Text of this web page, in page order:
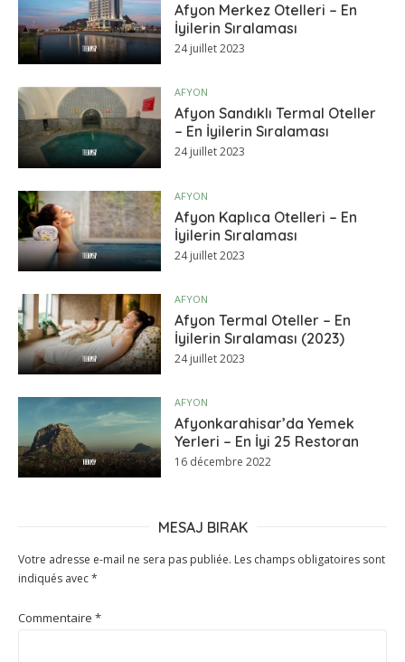
Afyon Merkez Otelleri – En
İyilerin Sıralaması
24 juillet 2023
AFYON
Afyon Sandıklı Termal Oteller
– En İyilerin Sıralaması
24 juillet 2023
AFYON
Afyon Kaplıca Otelleri – En
İyilerin Sıralaması
24 juillet 2023
AFYON
Afyon Termal Oteller – En
İyilerin Sıralaması (2023)
24 juillet 2023
AFYON
Afyonkarahisar’da Yemek
Yerleri – En İyi 25 Restoran
16 décembre 2022
MESAJ BIRAK
Votre adresse e-mail ne sera pas publiée. Les champs obligatoires sont
indiqués avec*
Commentaire *